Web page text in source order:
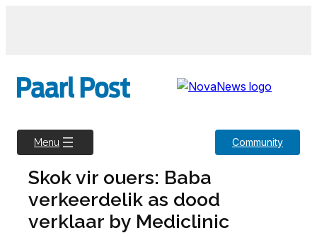
Menu Community
Skok vir ouers: Baba
verkeerdelik as dood
verklaar by Mediclinic